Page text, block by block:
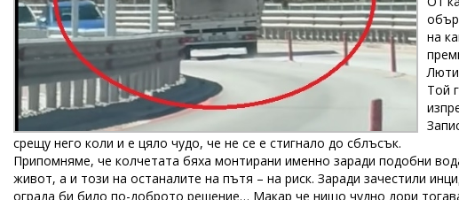
на
Той
срещу него коли и е цяло чудо, че не се е стигнало до сблъсък.
Припомняме, че колчетата бяха монтирани именно заради подобни
живот, а и този на останалите на пътя – на риск. Заради зачестили
ограда би било по-доброто решение… Макар че нищо чудно дори